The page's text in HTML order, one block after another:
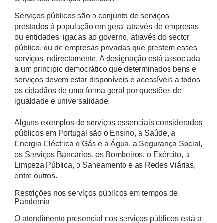
Serviços públicos são o conjunto de serviços
prestados à população em geral através de empresas
ou entidades ligadas ao governo, através do sector
público, ou de empresas privadas que prestem esses
serviços indirectamente. A designação está associada
a um principio democrático que determinados bens e
serviços devem estar disponíveis e acessíveis a todos
os cidadãos de uma forma geral por questões de
igualdade e universalidade.
Alguns exemplos de serviços essenciais considerados
públicos em Portugal são o Ensino, a Saúde, a
Energia Eléctrica o Gás e a Água, a Segurança Social,
os Serviços Bancários, os Bombeiros, o Exército, a
Limpeza Pública, o Saneamento e as Redes Viárias,
entre outros.
Restrições nos serviços públicos em tempos de
Pandemia
O atendimento presencial nos serviços públicos está a